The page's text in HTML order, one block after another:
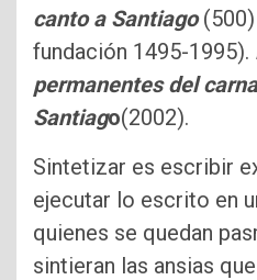
canto a Santiago(500)
fundación 1495-1995).
permanentes del
Santiago(2002).
Sintetizar es escribir
ejecutar lo escrito en
quienes se quedan
sintieran las ansias